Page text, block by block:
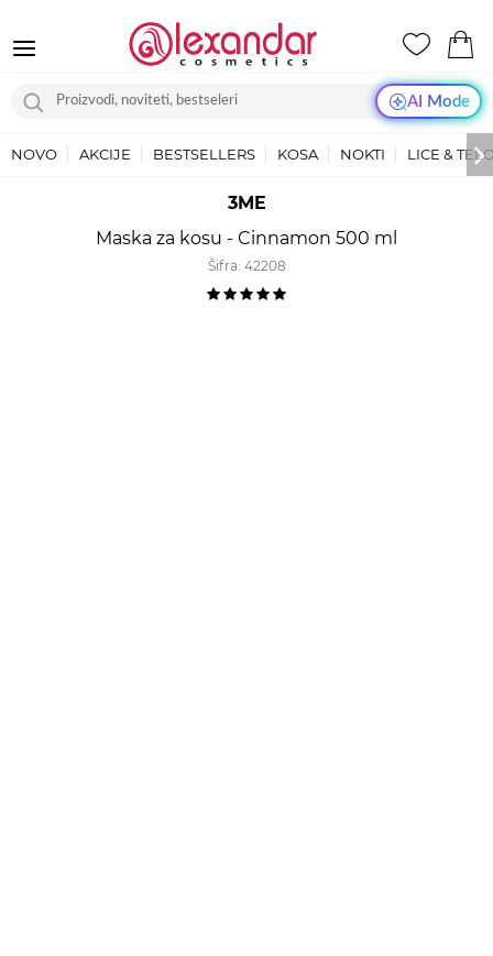
AI Mode
NOVO AKCIJE BESTSELLERS KOSA NOKTI LICE &
3ME
Maska za kosu - Cinnamon 500 ml
Šifra: 42208